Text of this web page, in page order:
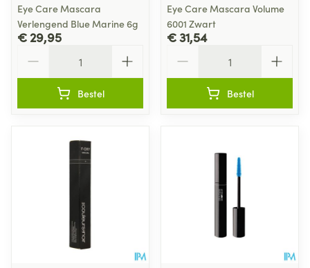
Eye Care Mascara
Verlengend Blue Marine 6g
€ 29,95
Bestel
Eye Care Mascara Volume
6001 Zwart
€ 31,54
Bestel